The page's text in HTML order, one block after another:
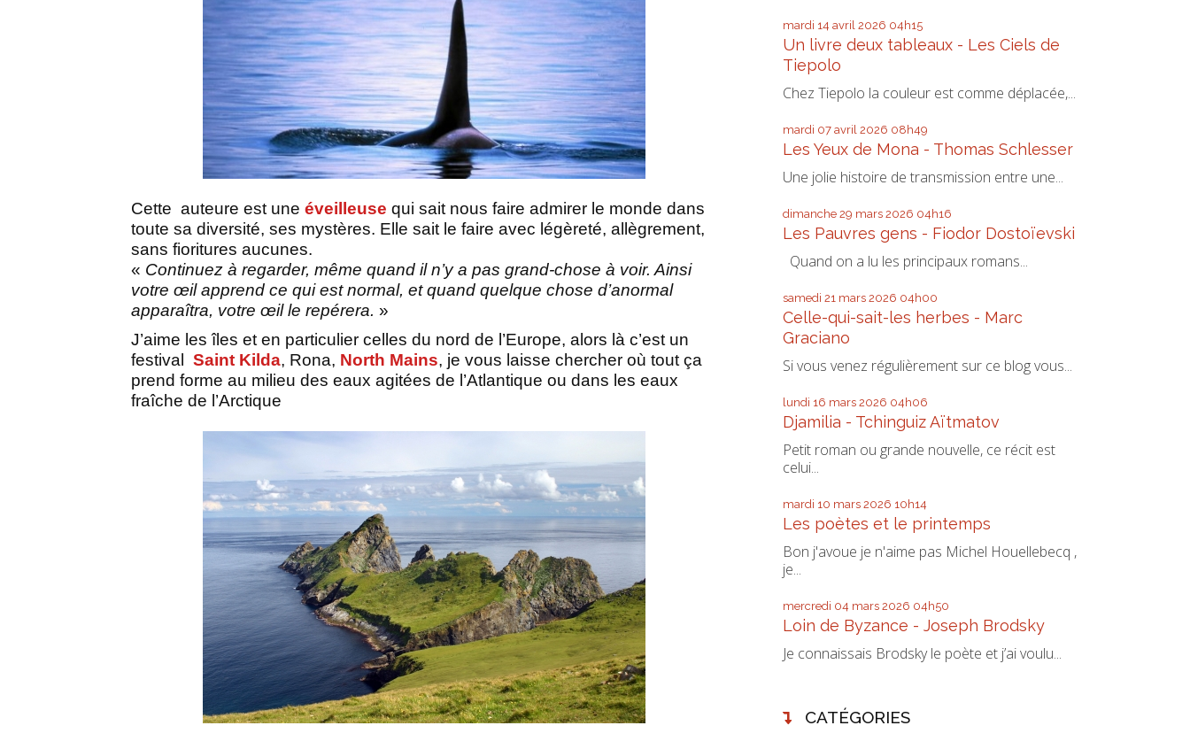
Cette auteure est une éveilleuse qui sait nous faire admirer le monde dans
toute sa diversité, ses mystères. Elle sait le faire avec légèreté, allègrement,
sans fioritures aucunes.
« Continuez à regarder, même quand il n’y a pas grand-chose à voir. Ainsi
votre œil apprend ce qui est normal, et quand quelque chose d’anormal
apparaîtra, votre œil le repérera. »
J’aime les îles et en particulier celles du nord de l’Europe, alors là c’est un
festival
Saint Kilda, Rona, North Mains, je vous laisse chercher où tout ça
prend forme au milieu des eaux agitées de l’Atlantique ou dans les eaux
fraîche de l’Arctique
mardi 14 avril 2026 04h15
Un livre deux tableaux - Les Ciels de
Tiepolo
Chez Tiepolo la couleur est comme déplacée,...
mardi 07 avril 2026 08h49
Les Yeux de Mona - Thomas Schlesser
Une jolie histoire de transmission entre une...
dimanche 29 mars 2026 04h16
Les Pauvres gens - Fiodor Dostoïevski
Quand on a lu les principaux romans...
samedi 21 mars 2026 04h00
Celle-qui-sait-les herbes - Marc
Graciano
Si vous venez régulièrement sur ce blog vous...
lundi 16 mars 2026 04h06
Djamilia - Tchinguiz Aïtmatov
Petit roman ou grande nouvelle, ce récit est
celui...
mardi 10 mars 2026 10h14
Les poètes et le printemps
Bon j'avoue je n'aime pas Michel Houellebecq ,
je...
mercredi 04 mars 2026 04h50
Loin de Byzance - Joseph Brodsky
Je connaissais Brodsky le poète et j’ai voulu...
CATÉGORIES